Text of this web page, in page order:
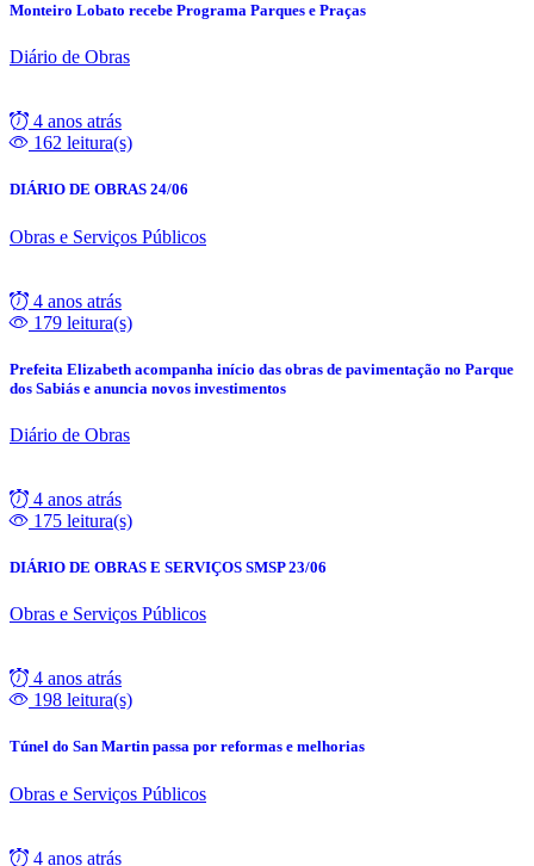
Monteiro Lobato recebe Programa Parques e Praças
Diário de Obras
4 anos atrás
162 leitura(s)
DIÁRIO DE OBRAS 24/06
Obras e Serviços Públicos
4 anos atrás
179 leitura(s)
Prefeita Elizabeth acompanha início das obras de pavimentação no Parque
dos Sabiás e anuncia novos investimentos
Diário de Obras
4 anos atrás
175 leitura(s)
DIÁRIO DE OBRAS E SERVIÇOS SMSP 23/06
Obras e Serviços Públicos
4 anos atrás
198 leitura(s)
Túnel do San Martin passa por reformas e melhorias
Obras e Serviços Públicos
4 anos atrás